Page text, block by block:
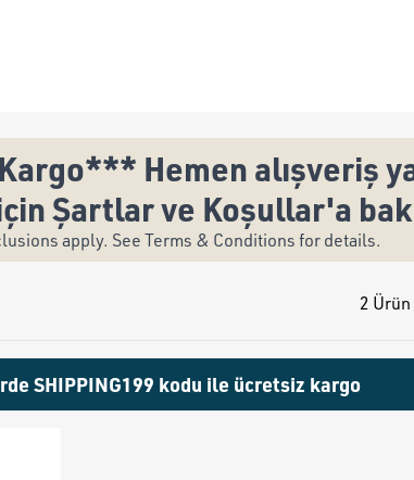
Hemen alışveriş
Şartlar ve Koşullar'a
apply. See Terms & Conditions for details.
2
SHIPPING199 kodu ile ücretsiz kargo